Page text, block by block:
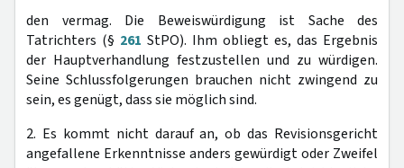
den vermag. Die Beweiswürdigung ist Sache des
Tatrichters (§ 261 StPO). Ihm obliegt es, das Ergebnis
der Hauptverhandlung festzustellen und zu würdigen.
Seine Schlussfolgerungen brauchen nicht zwingend zu
sein, es genügt, dass sie möglich sind.
2. Es kommt nicht darauf an, ob das Revisionsgericht
angefallene Erkenntnisse anders gewürdigt oder Zweifel